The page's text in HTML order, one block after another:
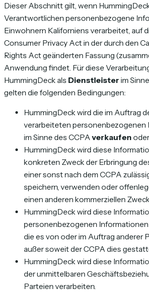
Dieser Abschnitt gilt, wenn
Verantwortlichen personenbezogene
Einwohnern Kaliforniens verarbeitet, auf
Consumer Privacy Act in der durch den
Rights Act geänderten Fassung
Anwendung findet. Für diese
HummingDeck als Dienstleister im
gelten die folgenden Bedingungen:
HummingDeck wird die im Auftrag
verarbeiteten personenbezogenen
im Sinne des CCPA verkaufen oder
HummingDeck wird diese
konkreten Zweck der Erbringung
einer sonst nach dem CCPA
speichern, verwenden oder
einen anderen kommerziellen
HummingDeck wird diese
personenbezogenen
die es von oder im Auftrag anderer
außer soweit der CCPA dies
HummingDeck wird diese
der unmittelbaren
Parteien verarbeiten.